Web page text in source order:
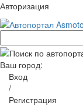
Авторизация
Ваш город:
Вход
/
Регистрация